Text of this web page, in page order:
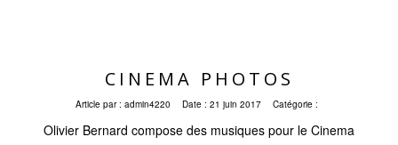
CINEMA PHOTOS
Article par : admin4220 Date : 21 juin 2017 Catégorie :
Olivier Bernard compose des musiques pour le Cinema